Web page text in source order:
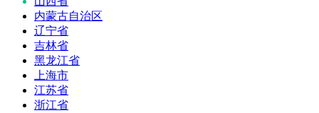
内蒙古自治区
辽宁省
吉林省
黑龙江省
上海市
江苏省
浙江省